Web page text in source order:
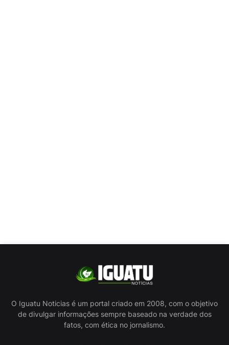
O Iguatu Noticias é um portal criado em 2008, com o objetivo
de divulgar informações sempre baseado na verdade dos
fatos, com ética no jornalismo.